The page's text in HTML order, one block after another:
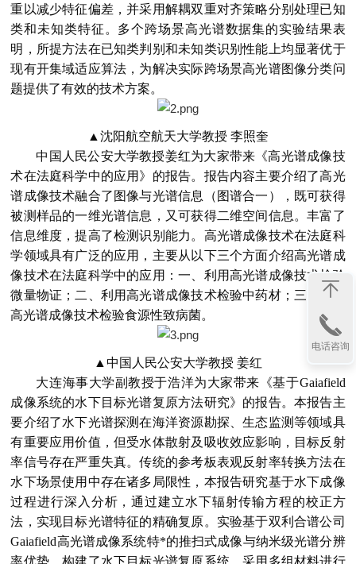
重以减少特征偏差，并采用解耦双重对齐策略分别处理已知
类和未知类特征。多个跨场景高光谱数据集的实验结果表
明，所提方法在已知类判别和未知类识别性能上均显著优于
现有开集域适应算法，为解决实际跨场景高光谱图像分类问
题提供了有效的技术方案。
▲ 沈阳航空航天大学教授 李照奎
中国人民公安大学教授姜红为大家带来《高光谱成像技
术在法庭科学中的应用》的报告。报告内容主要介绍了高光
谱成像技术融合了图像与光谱信息（图谱合一），既可获得
被测样品的一维光谱信息，又可获得二维空间信息。丰富了
信息维度，提高了检测识别能力。高光谱成像技术在法庭科
学领域具有广泛的应用，主要从以下三个方面介绍高光谱成
像技术在法庭科学中的应用：一、利用高光谱成像技术检验
微量物证；二、利用高光谱成像技术检验中药材；三、利用
高光谱成像技术检验食源性致病菌。
▲ 中国人民公安大学教授 姜红
大连海事大学副教授于浩洋为大家带来《基于Gaiafield
成像系统的水下目标光谱复原方法研究》的报告。本报告主
要介绍了水下光谱探测在海洋资源勘探、生态监测等领域具
有重要应用价值，但受水体散射及吸收效应影响，目标反射
率信号存在严重失真。传统的参考板表观反射率转换方法在
水下场景使用中存在诸多局限性，本报告研究基于水下成像
过程进行深入分析，通过建立水下辐射传输方程的校正方
法，实现目标光谱特征的精确复原。实验基于双利合谱公司
Gaiafield高光谱成像系统特*的推扫式成像与纳米级光谱分辨
率优势，构建了水下目标光谱复原系统，采用多组材料进行
电话咨询